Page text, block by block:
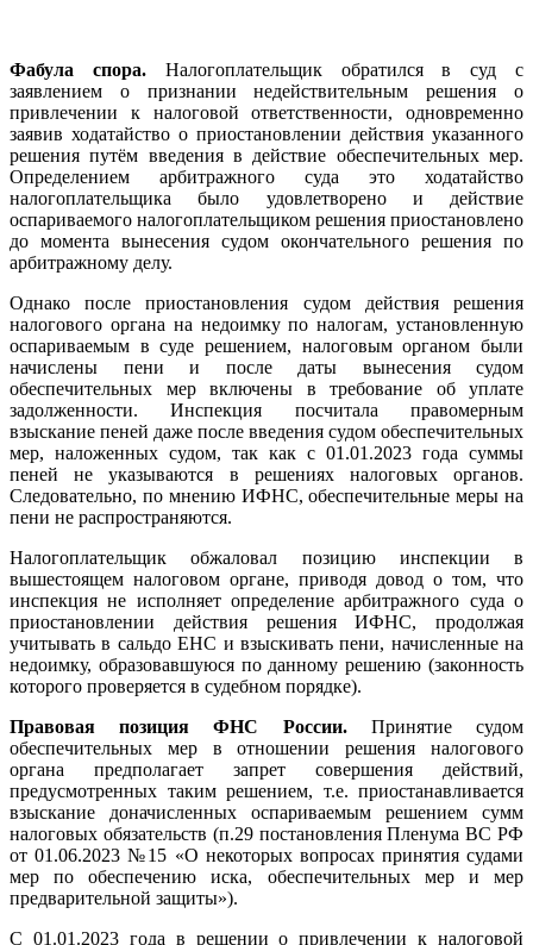
Фабула спора.Налогоплательщик обратился в суд с
заявлением о признании недействительным решения о
привлечении к налоговой ответственности, одновременно
заявив ходатайство о приостановлении действия указанного
решения путём введения в действие обеспечительных мер.
Определением арбитражного суда это ходатайство
налогоплательщика было удовлетворено и действие
оспариваемого налогоплательщиком решения приостановлено
до момента вынесения судом окончательного решения по
арбитражному делу.
Однако после приостановления судом действия решения
налогового органа на недоимку по налогам, установленную
оспариваемым в суде решением, налоговым органом были
начислены пени и после даты вынесения судом
обеспечительных мер включены в требование об уплате
задолженности. Инспекция посчитала правомерным
взыскание пеней даже после введения судом обеспечительных
мер, наложенных судом, так как с 01.01.2023 года суммы
пеней не указываются в решениях налоговых органов.
Следовательно, по мнению ИФНС, обеспечительные меры на
пени не распространяются.
Налогоплательщик обжаловал позицию инспекции в
вышестоящем налоговом органе, приводя довод о том, что
инспекция не исполняет определение арбитражного суда о
приостановлении действия решения ИФНС, продолжая
учитывать в сальдо ЕНС и взыскивать пени, начисленные на
недоимку, образовавшуюся по данному решению (законность
которого проверяется в судебном порядке).
Правовая позиция ФНС России.Принятие судом
обеспечительных мер в отношении решения налогового
органа предполагает запрет совершения действий,
предусмотренных таким решением, т.е. приостанавливается
взыскание доначисленных оспариваемым решением сумм
налоговых обязательств (п.29 постановления Пленума ВС РФ
от 01.06.2023 №15 «О некоторых вопросах принятия судами
мер по обеспечению иска, обеспечительных мер и мер
предварительной защиты»).
С 01.01.2023 года в решении о привлечении к налоговой